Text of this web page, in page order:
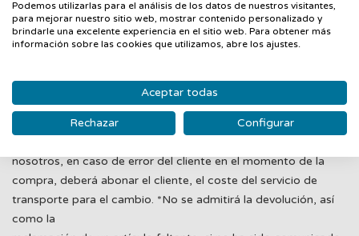
- Fotografía de la parte delantera del producto en su embalaje
original.
organizaremos la recogida del producto con usted.
En caso de un error de GUANXE en la preparación del pedido,
nosotros, en caso de error del cliente en el momento de la
compra, deberá abonar el cliente, el coste del servicio de
transporte para el cambio. *No se admitirá la devolución, así
como la
Podemos utilizarlas para el análisis de los datos de nuestros visitantes,
para mejorar nuestro sitio web, mostrar contenido personalizado y
brindarle una excelente experiencia en el sitio web. Para obtener más
información sobre las cookies que utilizamos, abre los ajustes.
Aceptar todas
Rechazar Configurar